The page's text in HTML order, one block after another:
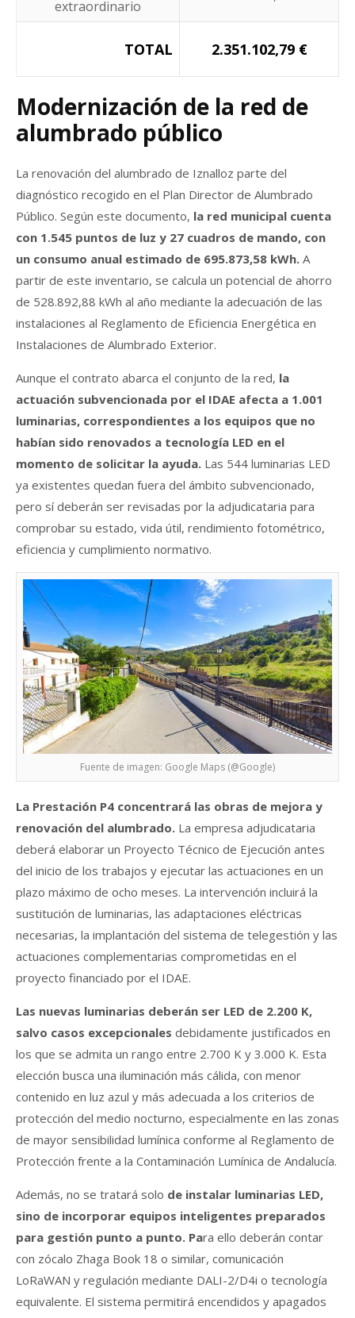
extraordinario
TOTAL 2.351.102,79 €
Modernización de la red de
alumbrado público
La renovación del alumbrado de Iznalloz parte del
diagnóstico recogido en el Plan Director de Alumbrado
Público. Según este documento, la red municipal cuenta
con 1.545 puntos de luz y 27 cuadros de mando, con
un consumo anual estimado de 695.873,58 kWh. A
partir de este inventario, se calcula un potencial de ahorro
de 528.892,88 kWh al año mediante la adecuación de las
instalaciones al Reglamento de Eficiencia Energética en
Instalaciones de Alumbrado Exterior.
Aunque el contrato abarca el conjunto de la red, la
actuación subvencionada por el IDAE afecta a 1.001
luminarias, correspondientes a los equipos que no
habían sido renovados a tecnología LED en el
momento de solicitar la ayuda. Las 544 luminarias LED
ya existentes quedan fuera del ámbito subvencionado,
pero sí deberán ser revisadas por la adjudicataria para
comprobar su estado, vida útil, rendimiento fotométrico,
eficiencia y cumplimiento normativo.
Fuente de imagen: Google Maps (@Google)
La Prestación P4 concentrará las obras de mejora y
renovación del alumbrado. La empresa adjudicataria
deberá elaborar un Proyecto Técnico de Ejecución antes
del inicio de los trabajos y ejecutar las actuaciones en un
plazo máximo de ocho meses. La intervención incluirá la
sustitución de luminarias, las adaptaciones eléctricas
necesarias, la implantación del sistema de telegestión y las
actuaciones complementarias comprometidas en el
proyecto financiado por el IDAE.
Las nuevas luminarias deberán ser LED de 2.200 K,
salvo casos excepcionales debidamente justificados en
los que se admita un rango entre 2.700 K y 3.000 K. Esta
elección busca una iluminación más cálida, con menor
contenido en luz azul y más adecuada a los criterios de
protección del medio nocturno, especialmente en las zonas
de mayor sensibilidad lumínica conforme al Reglamento de
Protección frente a la Contaminación Lumínica de Andalucía.
Además, no se tratará solo de instalar luminarias LED,
sino de incorporar equipos inteligentes preparados
para gestión punto a punto. Para ello deberán contar
con zócalo Zhaga Book 18 o similar, comunicación
LoRaWAN y regulación mediante DALI-2/D4i o tecnología
equivalente. El sistema permitirá encendidos y apagados